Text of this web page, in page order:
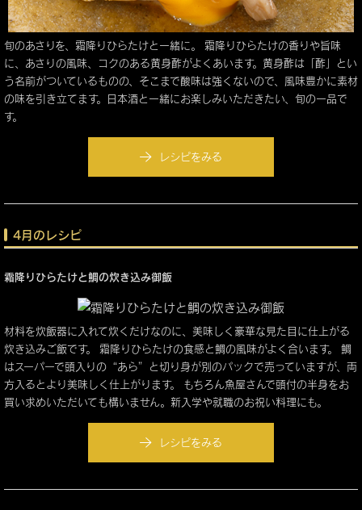
旬のあさりを、霜降りひらたけと一緒に。 霜降りひらたけの香りや旨味
に、あさりの風味、コクのある黄身酢がよくあいます。黄身酢は「酢」とい
う名前がついているものの、そこまで酸味は強くないので、風味豊かに素材
の味を引き立てます。日本酒と一緒にお楽しみいただきたい、旬の一品で
す。
レシピをみる
4月のレシピ
霜降りひらたけと鯛の炊き込み御飯
材料を炊飯器に入れて炊くだけなのに、美味しく豪華な見た目に仕上がる
炊き込みご飯です。 霜降りひらたけの食感と鯛の風味がよく合います。 鯛
はスーパーで頭入りの“あら”と切り身が別のパックで売っていますが、両
方入るとより美味しく仕上がります。 もちろん魚屋さんで頭付の半身をお
買い求めいただいても構いません。新入学や就職のお祝い料理にも。
レシピをみる